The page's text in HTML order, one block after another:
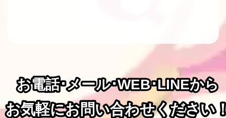
お電話･メール･WEB･LINEから
お電話･メール･WEB･LINEから
お気軽にお問い合わせください
お気軽にお問い合わせください